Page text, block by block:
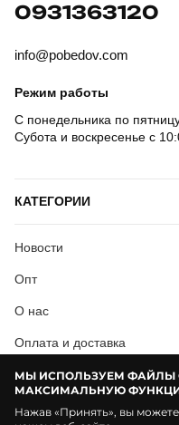
МЫ ИСПОЛЬЗУЕМ ФАЙЛЫ
МАКСИМАЛЬНУЮ
Нажав «Принять», вы
0931363120
info@pobedov.com
Режим работы
С понедельника по
Субота и воскресенье с
КАТЕГОРИИ
Новости
Опт
О нас
Оплата и доставка
Условия соглашения